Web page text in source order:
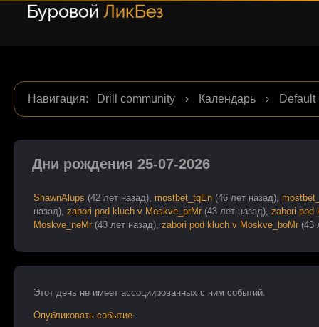
Навигация: Drill community › Календарь › Default
Дни рождения 25-07-2026
ShawnAlups (42 лет назад), mostbet_tqEn(46 лет назад),
назад), zabori pod kluch v Moskve_prMr(43 лет назад), zabori pod
Moskve_neMr(43 лет назад), zabori pod kluch v Moskve_boMr(43
Этот день не имеет ассоцииpованных с ним событий.
Опубликовать событие.